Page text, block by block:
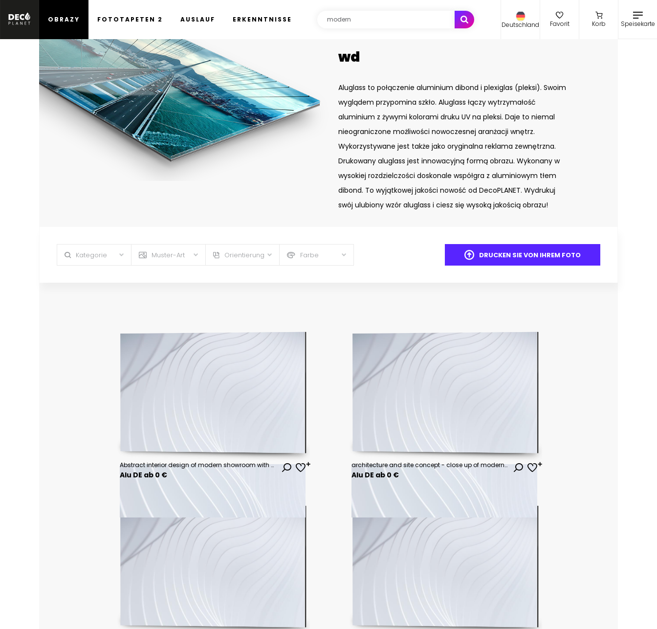
OBRAZY FOTOTAPETEN 2 AUSLAUF ERKENNTNISSE
Deutschland Favorit Korb Speisekarte
wd
Aluglass to połączenie aluminium dibond i plexiglas (pleksi). Swoim
wyglądem przypomina szkło. Aluglass łączy wytrzymałość
aluminium z żywymi kolorami druku UV na pleksi. Daje to niemal
nieograniczone możliwości nowoczesnej aranżacji wnętrz.
Wykorzystywane jest także jako oryginalna reklama zewnętrzna.
Drukowany aluglass jest innowacyjną formą obrazu. Wykonany w
wysokiej rozdzielczości doskonale współgra z aluminiowym tłem
dibond. To wyjątkowej jakości nowość od DecoPLANET. Wydrukuj
swój ulubiony wzór aluglass i ciesz się wysoką jakością obrazu!
Kategorie Muster-Art Orientierung Farbe DRUCKEN SIE VON IHREM FOTO
Abstract interior design of modern showroom with empty white concrete floor and gray wall background - 3d rendering
Alu DE ab 0 €
architecture and site concept - close up of modern building construction part over blue sky
Alu DE ab 0 €